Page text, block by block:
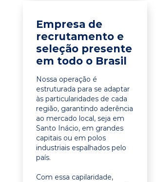
Empresa de
recrutamento e
seleção presente
em todo o Brasil
Nossa operação é
estruturada para se adaptar
às particularidades de cada
região, garantindo aderência
ao mercado local, seja em
Santo Inácio, em grandes
capitais ou em polos
industriais espalhados pelo
país.
Com essa capilaridade,